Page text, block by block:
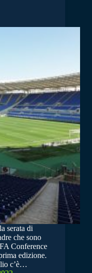
serata di
che sono
Conference
edizione.
c’è…